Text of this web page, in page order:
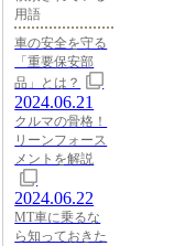
用語
車の安全を守る
「重要保安部
品」とは？
2024.06.21
クルマの骨格！
リーンフォース
メントを解説
2024.06.22
MT車に乗るな
ら知っておきた